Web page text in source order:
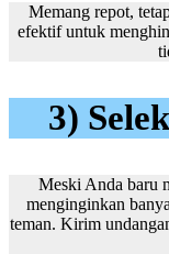
Memang repot,
efektif untuk
3)
Meski Anda baru
menginginkan
teman. Kirim